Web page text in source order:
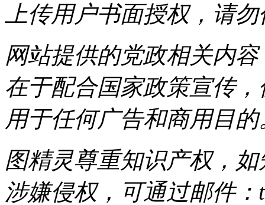
上传用户书面授权，请
网站提供的党政相关内
在于配合国家政策宣传
用于任何广告和商用目的
图精灵尊重知识产权，
涉嫌侵权，可通过邮件：